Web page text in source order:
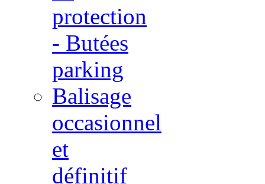
protection
- Butées
parking
Balisage
occasionnel
et
définitif